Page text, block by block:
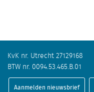
KvK nr. Utrecht 27129168
BTW nr. 0094.53.465.B.01
Aanmelden nieuwsbrief